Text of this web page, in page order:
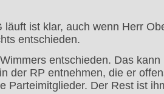
läuft ist klar, auch wenn Herr
entschieden.
entschieden. Das kann
der RP entnehmen, die er
Parteimitglieder. Der Rest ist